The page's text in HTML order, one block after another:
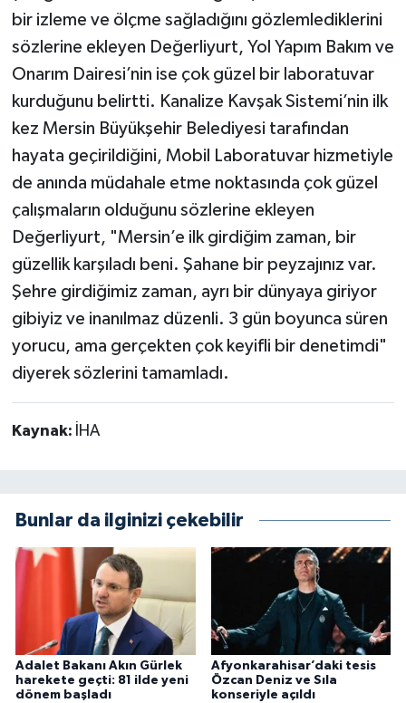
bir izleme ve ölçme sağladığını gözlemlediklerini
sözlerine ekleyen Değerliyurt, Yol Yapım Bakım ve
Onarım Dairesi’nin ise çok güzel bir laboratuvar
kurduğunu belirtti. Kanalize Kavşak Sistemi’nin ilk
kez Mersin Büyükşehir Belediyesi tarafından
hayata geçirildiğini, Mobil Laboratuvar hizmetiyle
de anında müdahale etme noktasında çok güzel
çalışmaların olduğunu sözlerine ekleyen
Değerliyurt, "Mersin’e ilk girdiğim zaman, bir
güzellik karşıladı beni. Şahane bir peyzajınız var.
Şehre girdiğimiz zaman, ayrı bir dünyaya giriyor
gibiyiz ve inanılmaz düzenli. 3 gün boyunca süren
yorucu, ama gerçekten çok keyifli bir denetimdi"
diyerek sözlerini tamamladı.
Kaynak: İHA
Bunlar da ilginizi çekebilir
Adalet Bakanı Akın Gürlek
harekete geçti: 81 ilde yeni
dönem başladı
Afyonkarahisar’daki tesis
Özcan Deniz ve Sıla
konseriyle açıldı